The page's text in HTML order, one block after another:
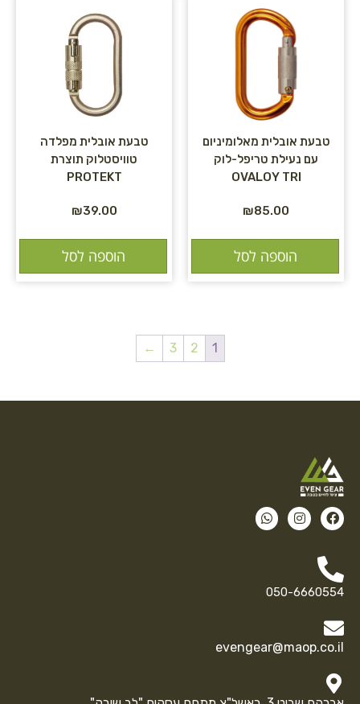
טבעת אובלית מאלומיניום
עם נעילת טריפל-לוק
OVALOY TRI
₪85.00
הוספה לסל
טבעת אובלית מפלדה
טוויסטלוק תוצרת
PROTEKT
₪39.00
הוספה לסל
1
2
3
←
050-6660554
evengear@maop.co.il